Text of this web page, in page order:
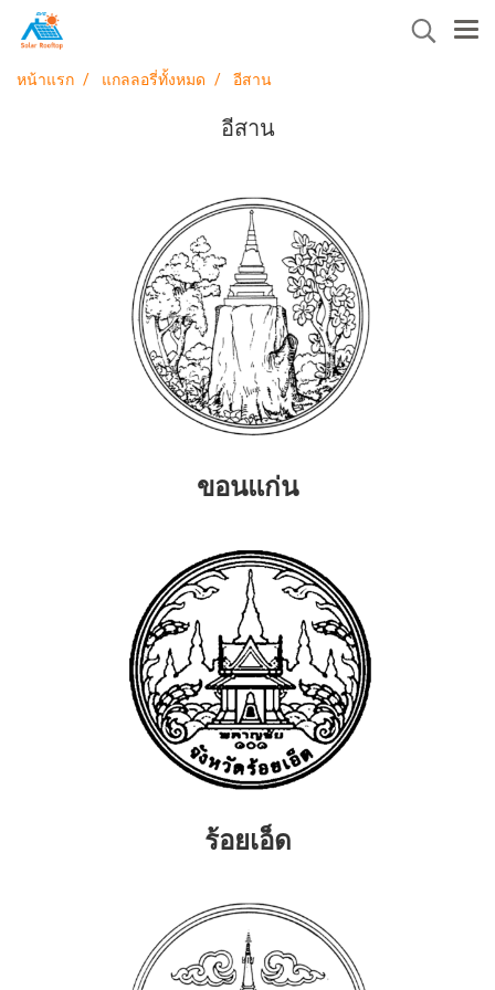
หน้าแรก แกลลอรี่ทั้งหมด อีสาน
อีสาน
ขอนแก่น
ร้อยเอ็ด